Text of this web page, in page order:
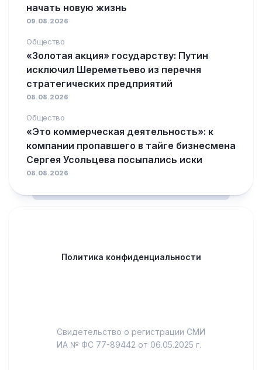
начать новую жизнь
09.08.2026
Общество
«Золотая акция» государству: Путин
исключил Шереметьево из перечня
стратегических предприятий
08.08.2026
Общество
«Это коммерческая деятельность»: к
компании пропавшего в тайге бизнесмена
Сергея Усольцева посыпались иски
08.08.2026
Политика конфиденциальности
Свидетельство о регистрации СМИ
ИА № ФС 77-89442 от 06.05.2025 г.